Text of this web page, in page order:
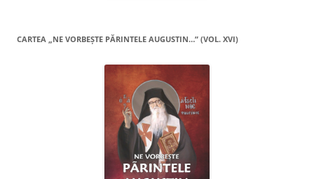
CARTEA „NE VORBEŞTE PĂRINTELE AUGUSTIN…” (VOL. XVI)